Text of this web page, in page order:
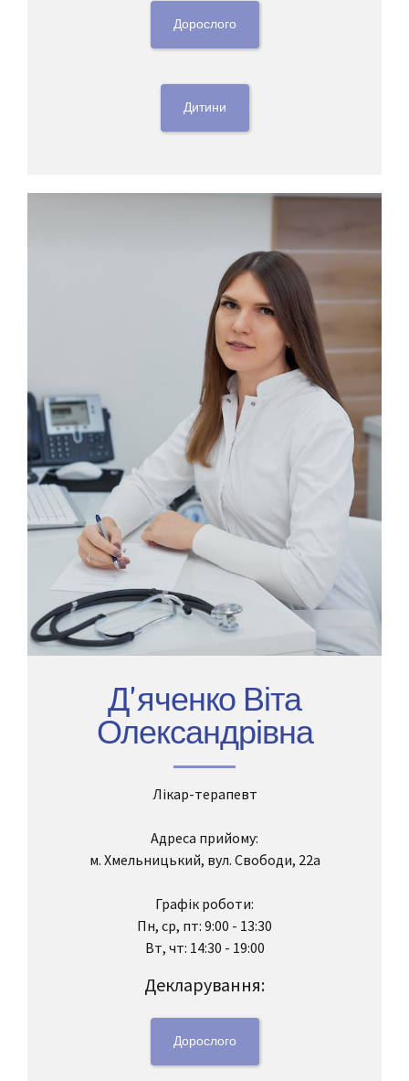
Дорослого
Дитини
Д'яченко Віта
Олександрівна
Лікар-терапевт
Адреса прийому:
м. Хмельницький, вул. Свободи, 22а
Графік роботи:
Пн, ср, пт: 9:00 - 13:30
Вт, чт: 14:30 - 19:00
Декларування:
Дорослого